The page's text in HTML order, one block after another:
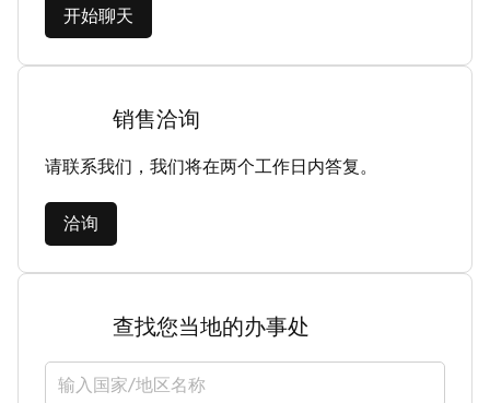
开始聊天
销售洽询
请联系我们，我们将在两个工作日内答复。
洽询
查找您当地的办事处
选择国家/地区